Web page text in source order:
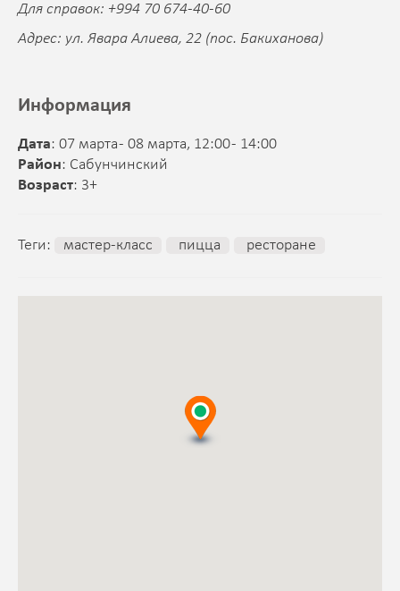
Для справок: +994 70 674-40-60
Адрес: ул. Явара Алиева, 22 (пос. Бакиханова)
Информация
Дата: 07 марта - 08 марта, 12:00 - 14:00
Район: Сабунчинский
Возраст: 3+
Теги: мастер-класс пицца ресторане